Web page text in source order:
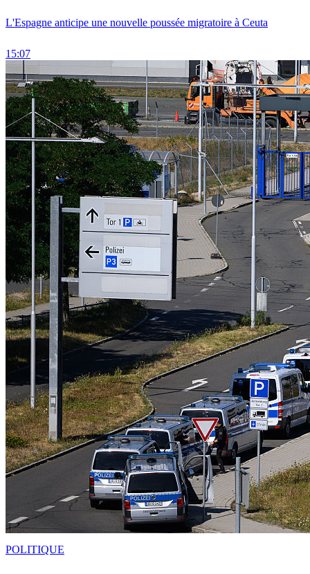
L'Espagne anticipe une nouvelle poussée migratoire à Ceuta
15:07
POLITIQUE